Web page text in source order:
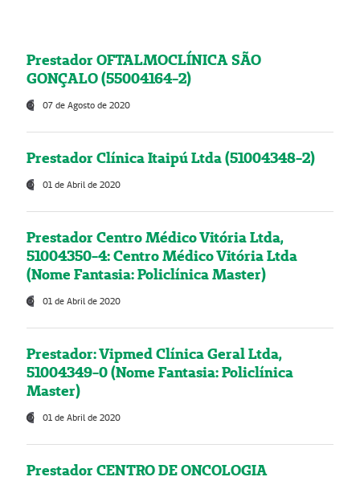
Prestador OFTALMOCLÍNICA SÃO
GONÇALO (55004164-2)
07 de Agosto de 2020
Prestador Clínica Itaipú Ltda (51004348-2)
01 de Abril de 2020
Prestador Centro Médico Vitória Ltda,
51004350-4: Centro Médico Vitória Ltda
(Nome Fantasia: Policlínica Master)
01 de Abril de 2020
Prestador: Vipmed Clínica Geral Ltda,
51004349-0 (Nome Fantasia: Policlínica
Master)
01 de Abril de 2020
Prestador CENTRO DE ONCOLOGIA